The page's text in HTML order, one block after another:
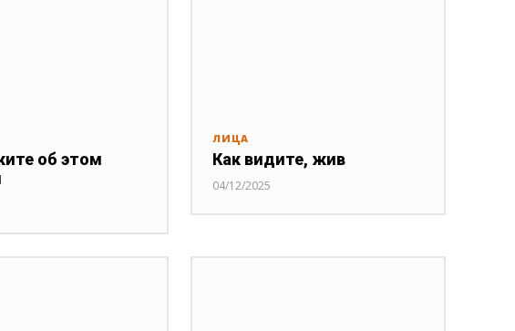
об этом
ЛИЦА
Как видите, жив
04/12/2025